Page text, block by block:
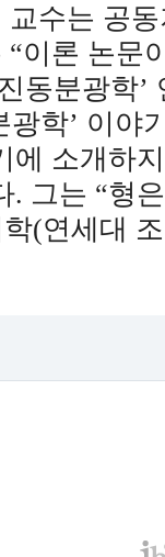
수는 공
이론 논문
동분광학
광학’ 이야
에 소개하
. 그는 “형
(연세대